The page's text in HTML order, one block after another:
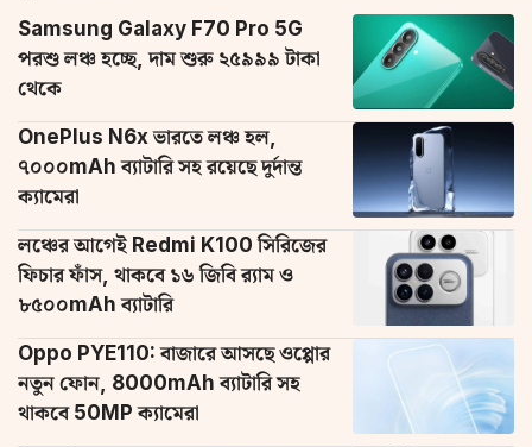
Samsung Galaxy F70 Pro 5G
পরশু লঞ্চ হচ্ছে, দাম শুরু ২৫৯৯৯ টাকা
থেকে
OnePlus N6x ভারতে লঞ্চ হল,
৭০০০mAh ব্যাটারি সহ রয়েছে দুর্দান্ত
ক্যামেরা
লঞ্চের আগেই Redmi K100 সিরিজের
ফিচার ফাঁস, থাকবে ১৬ জিবি র‌্যাম ও
৮৫০০mAh ব্যাটারি
Oppo PYE110: বাজারে আসছে ওপ্পোর
নতুন ফোন, 8000mAh ব্যাটারি সহ
থাকবে 50MP ক্যামেরা